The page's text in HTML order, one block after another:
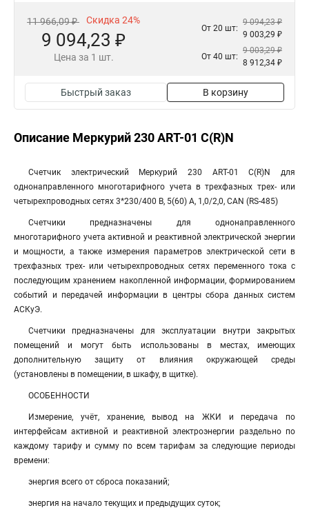
11 966,09 ₽ Скидка 24%
9 094,23 ₽
Цена за 1 шт.
От 20 шт:
9 094,23 ₽
9 003,29 ₽
От 40 шт:
9 003,29 ₽
8 912,34 ₽
Быстрый заказ В корзину
Описание Меркурий 230 АRT-01 С(R)N
Счетчик электрический Меркурий 230 АRT-01 С(R)N для
однонаправленного многотарифного учета в трехфазных трех- или
четырехпроводных сетях 3*230/400 В, 5(60) А, 1,0/2,0, CAN (RS-485)
Счетчики предназначены для однонаправленного
многотарифного учета активной и реактивной электрической энергии
и мощности, а также измерения параметров электрической сети в
трехфазных трех- или четырехпроводных сетях переменного тока с
последующим хранением накопленной информации, формированием
событий и передачей информации в центры сбора данных систем
АСКуЭ.
Счетчики предназначены для эксплуатации внутри закрытых
помещений и могут быть использованы в местах, имеющих
дополнительную защиту от влияния окружающей среды
(установлены в помещении, в шкафу, в щитке).
ОСОБЕННОСТИ
Измерение, учёт, хранение, вывод на ЖКИ и передача по
интерфейсам активной и реактивной электроэнергии раздельно по
каждому тарифу и сумму по всем тарифам за следующие периоды
времени:
энергия всего от сброса показаний;
энергия на начало текущих и предыдущих суток;